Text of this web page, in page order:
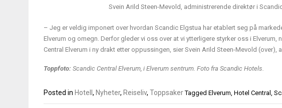
Svein Arild Steen-Mevold, administrerende direktør i
– Jeg er veldig imponert over hvordan Scandic Elgstua har etablert seg på
Elverum og omegn. Derfor gleder vi oss over at vi ytterligere styrker oss i
Central Elverum i ny drakt etter oppussingen, sier Svein Arild Steen-Mevold
Toppfoto: Scandic Central Elverum, i Elverum sentrum. Foto fra Scandic Hotels.
Posted in Hotell , Nyheter, Reiseliv, Toppsaker Tagged Elverum Hotel Central